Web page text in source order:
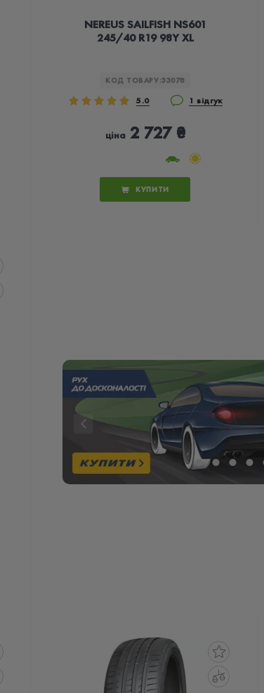
NEREUS SAILFISH NS601
245/40 R19 98Y XL
КОД ТОВАРУ:33078
5.0 1 відгук
ціна2 727 ₴
КУПИТИ